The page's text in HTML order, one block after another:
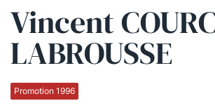
Vincent
LABROUSSE
Promotion 1996
Qui sommes-nous ?
La Conférence
La défense pénale